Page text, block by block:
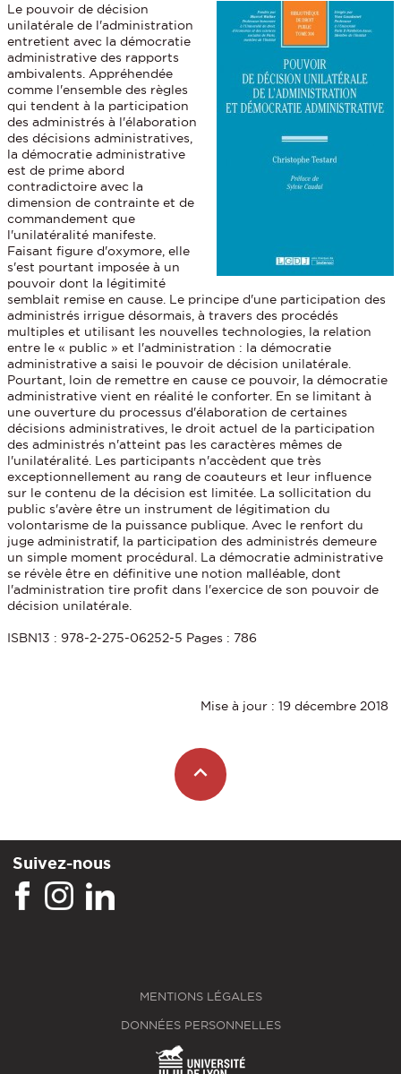
Le pouvoir de décision
unilatérale de l'administration
entretient avec la démocratie
administrative des rapports
ambivalents. Appréhendée
comme l'ensemble des règles
qui tendent à la participation
des administrés à l'élaboration
des décisions administratives,
la démocratie administrative
est de prime abord
contradictoire avec la
dimension de contrainte et de
commandement que
l'unilatéralité manifeste.
Faisant figure d'oxymore, elle
s'est pourtant imposée à un
pouvoir dont la légitimité
semblait remise en cause. Le principe d'une participation des
administrés irrigue désormais, à travers des procédés
multiples et utilisant les nouvelles technologies, la relation
entre le « public » et l'administration : la démocratie
administrative a saisi le pouvoir de décision unilatérale.
Pourtant, loin de remettre en cause ce pouvoir, la démocratie
administrative vient en réalité le conforter. En se limitant à
une ouverture du processus d'élaboration de certaines
décisions administratives, le droit actuel de la participation
des administrés n'atteint pas les caractères mêmes de
l'unilatéralité. Les participants n'accèdent que très
exceptionnellement au rang de coauteurs et leur influence
sur le contenu de la décision est limitée. La sollicitation du
public s'avère être un instrument de légitimation du
volontarisme de la puissance publique. Avec le renfort du
juge administratif, la participation des administrés demeure
un simple moment procédural. La démocratie administrative
se révèle être en définitive une notion malléable, dont
l'administration tire profit dans l'exercice de son pouvoir de
décision unilatérale.
ISBN13 : 978-2-275-06252-5 Pages : 786
Mise à jour : 19 décembre 2018
Suivez-nous
MENTIONS LÉGALES
DONNÉES PERSONNELLES